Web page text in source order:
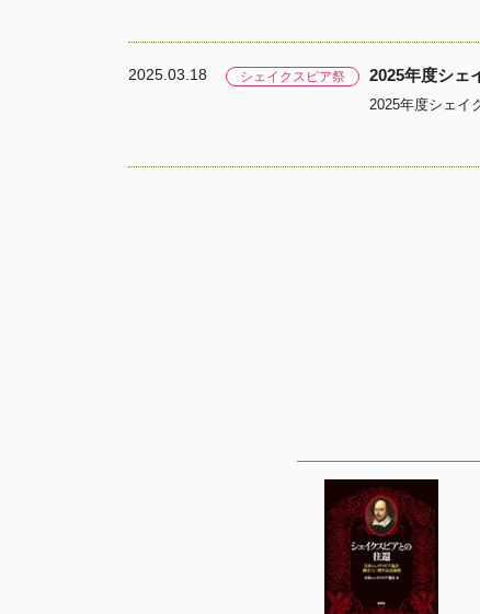
2025.03.18 シェイクスピア祭 2025年度シェ